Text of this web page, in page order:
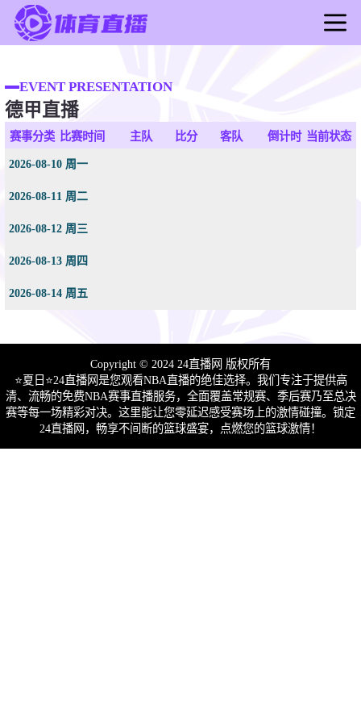
足球直播
篮球直播
足球录像
篮球新闻
EVENT PRESENTATION
德甲直播
赛事分类 比赛时间 主队 比分 客队 倒计时 当前状态
2026-08-10 周一
2026-08-11 周二
2026-08-12 周三
2026-08-13 周四
2026-08-14 周五
Copyright © 2024 24直播网 版权所有
⭐️夏日⭐24直播网是您观看NBA直播的绝佳选择。我们专注于提供高
清、流畅的免费NBA赛事直播服务，全面覆盖常规赛、季后赛乃至总决
赛等每一场精彩对决。这里能让您零延迟感受赛场上的激情碰撞。锁定
24直播网，畅享不间断的篮球盛宴，点燃您的篮球激情！